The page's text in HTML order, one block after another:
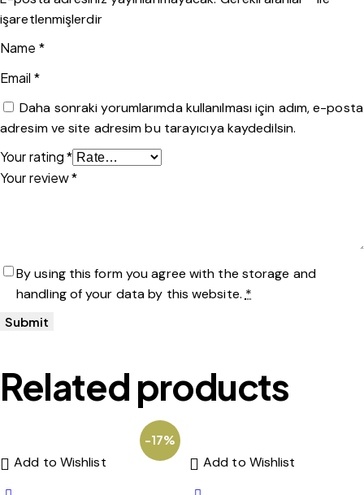
işaretlenmişlerdir
Name *
Email *
Daha sonraki yorumlarımda kullanılması için adım, e-posta
adresim ve site adresim bu tarayıcıya kaydedilsin.
Your rating*
Your review*
By using this form you agree with the storage and
handling of your data by this website.*
Related products
-17%
Add to Wishlist Add to Wishlist